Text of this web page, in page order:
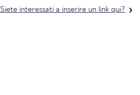
Siete interessati a inserire un link qui?